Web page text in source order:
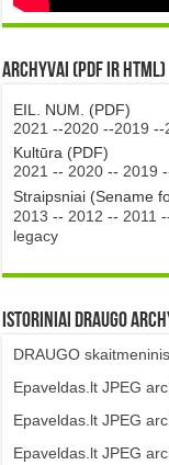
Archyvai (PDF ir HTML)
EIL. NUM. (PDF)
2021 --2020 --2019 --
Kultūra (PDF)
2021 --2020 --2019
Straipsniai (Sename
2013 --2012 --2011
legacy
Istoriniai DRAUGO
DRAUGO
Epaveldas.lt JPEG
Epaveldas.lt JPEG
Epaveldas.lt JPEG